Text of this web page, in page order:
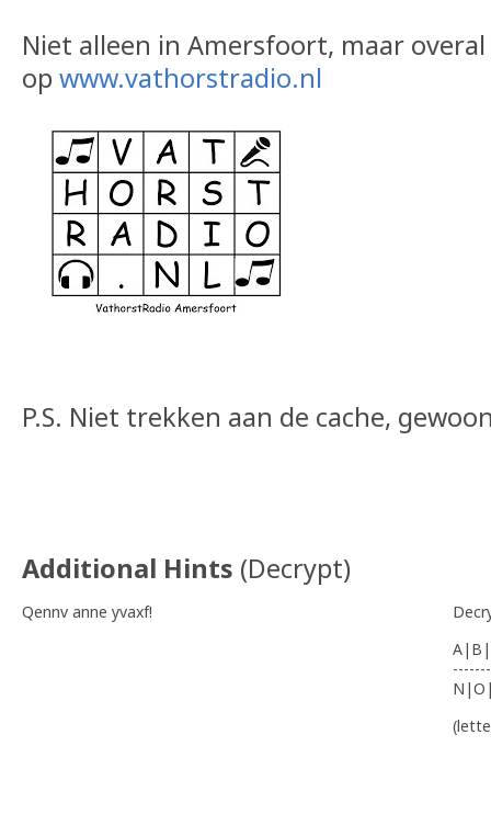
Niet alleen in Amersfoort, maar overal
op www.vathorstradio.nl
P.S. Niet trekken aan de cache,
Additional Hints (Decrypt)
Qennv anne yvaxf!